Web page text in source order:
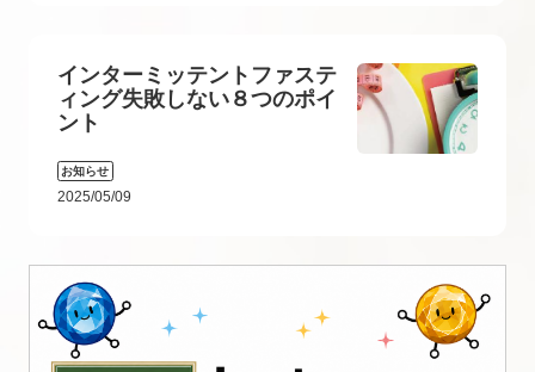
インターミッテントファステ
ィング失敗しない８つのポイ
ント
お知らせ
2025/05/09